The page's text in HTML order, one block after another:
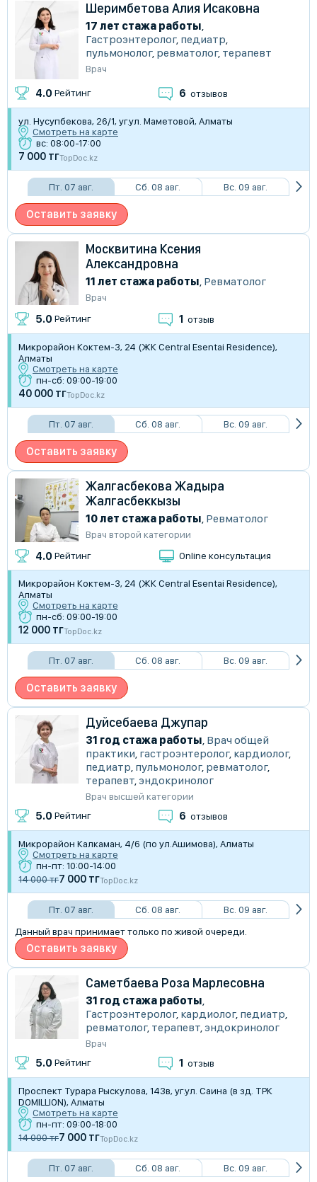
Шеримбетова Алия Исаковна
17 лет стажа работы,
Гастроэнтеролог, педиатр,
пульмонолог, ревматолог, терапевт
Врач
4.0 Рейтинг 6 отзывов
ул. Нусупбекова, 26/1, уг.ул. Маметовой, Алматы
Смотреть на карте
вс: 08:00-17:00
7 000 тгTopDoc.kz
Пт. 07 авг. Сб. 08 авг. Вс. 09 авг.
Оставить заявку
Москвитина Ксения
Александровна
11 лет стажа работы, Ревматолог
Врач
5.0 Рейтинг 1 отзыв
Микрорайон Коктем-3, 24 (​ЖК Central Esentai Residence),
Алматы
Смотреть на карте
пн-сб: 09:00-19:00
40 000 тгTopDoc.kz
Пт. 07 авг. Сб. 08 авг. Вс. 09 авг.
Оставить заявку
Жалгасбекова Жадыра
Жалгасбеккызы
10 лет стажа работы, Ревматолог
Врач второй категории
4.0 Рейтинг Online консультация
Микрорайон Коктем-3, 24 (​ЖК Central Esentai Residence),
Алматы
Смотреть на карте
пн-сб: 09:00-19:00
12 000 тгTopDoc.kz
Пт. 07 авг. Сб. 08 авг. Вс. 09 авг.
Оставить заявку
Дуйсебаева Джупар
31 год стажа работы, Врач общей
практики, гастроэнтеролог, кардиолог,
педиатр, пульмонолог, ревматолог,
терапевт, эндокринолог
Врач высшей категории
5.0 Рейтинг 6 отзывов
Микрорайон Калкаман, 4/6 (по ул.Ашимова), Алматы
Смотреть на карте
пн-пт: 10:00-14:00
14 000 тг7 000 тгTopDoc.kz
Пт. 07 авг. Сб. 08 авг.
Вс. 09 авг.
Данный врач принимает только по живой очереди.
Оставить заявку
Саметбаева Роза Марлесовна
31 год стажа работы,
Гастроэнтеролог, кардиолог, педиатр,
ревматолог, терапевт, эндокринолог
Врач
5.0 Рейтинг 1 отзыв
Проспект Турара Рыскулова, 143в, уг.ул. Саина (в зд. ТРК
DOMILLION), Алматы
Смотреть на карте
пн-пт: 09:00-18:00
14 000 тг7 000 тгTopDoc.kz
Пт. 07 авг. Сб. 08 авг.
Вс. 09 авг.